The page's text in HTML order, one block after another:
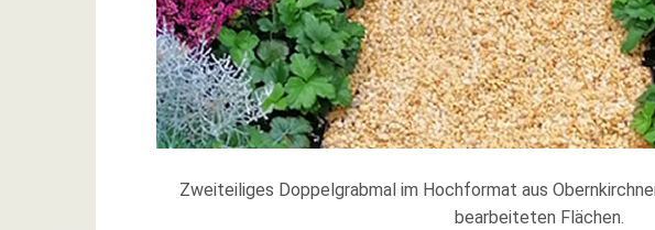
Zweiteiliges Doppelgrabmal im Hochformat aus
bearbeiteten Flächen.